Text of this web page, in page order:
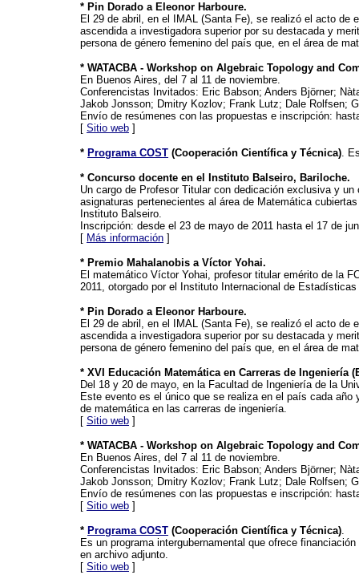
* Pin Dorado a Eleonor Harboure.
El 29 de abril, en el IMAL (Santa Fe), se realizó el acto de
ascendida a investigadora superior por su destacada y
persona de género femenino del país que, en el área de
* WATACBA - Workshop on Algebraic Topology and
En Buenos Aires, del 7 al 11 de noviembre.
Conferencistas Invitados: Eric Babson; Anders Björner;
Jakob Jonsson; Dmitry Kozlov; Frank Lutz; Dale Rolfsen;
Envío de resúmenes con las propuestas e inscripción:
[ Sitio web ]
* Programa COST (Cooperación Científica y Técnica).
* Concurso docente en el Instituto Balseiro, Bariloche.
Un cargo de Profesor Titular con dedicación exclusiva y
asignaturas pertenecientes al área de Matemática
Instituto Balseiro.
Inscripción: desde el 23 de mayo de 2011 hasta el 17 de
[ Más información ]
* Premio Mahalanobis a Víctor Yohai.
El matemático Víctor Yohai, profesor titular emérito de la
2011, otorgado por el Instituto Internacional de
* Pin Dorado a Eleonor Harboure.
El 29 de abril, en el IMAL (Santa Fe), se realizó el acto de
ascendida a investigadora superior por su destacada y
persona de género femenino del país que, en el área de
* XVI Educación Matemática en Carreras de Ingeniería
Del 18 y 20 de mayo, en la Facultad de Ingeniería de la
Este evento es el único que se realiza en el país cada
de matemática en las carreras de ingeniería.
[ Sitio web ]
* WATACBA - Workshop on Algebraic Topology and
En Buenos Aires, del 7 al 11 de noviembre.
Conferencistas Invitados: Eric Babson; Anders Björner;
Jakob Jonsson; Dmitry Kozlov; Frank Lutz; Dale Rolfsen;
Envío de resúmenes con las propuestas e inscripción:
[ Sitio web ]
* Programa COST (Cooperación Científica y Técnica).
Es un programa intergubernamental que ofrece
en archivo adjunto.
[ Sitio web ]